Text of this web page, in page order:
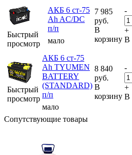
Быстрый
просмотр
АКБ 6 ст-75
Ah AC/DC
п/п
мало
7 985
руб.
В
корзину
-
+
В
Быстрый
просмотр
АКБ 6 ст-75
Аh TYUMEN
BATTERY
(STANDARD)
п/п
мало
8 840
руб.
В
корзину
-
+
В
Сопутствующие товары